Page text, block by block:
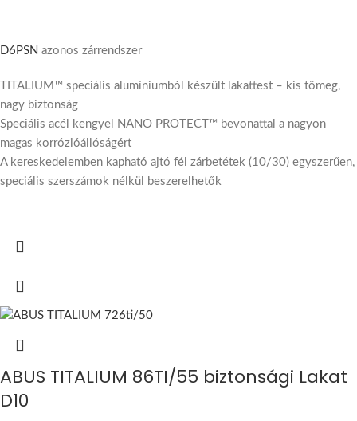
D6PSN azonos zárrendszer
TITALIUM™ speciális alumíniumból készült lakattest – kis tömeg,
nagy biztonság
Speciális acél kengyel NANO PROTECT™ bevonattal a nagyon
magas korrózióállóságért
A kereskedelemben kapható ajtó fél zárbetétek (10/30) egyszerűen,
speciális szerszámok nélkül beszerelhetők
ABUS TITALIUM 86TI/55 biztonsági Lakat
D10